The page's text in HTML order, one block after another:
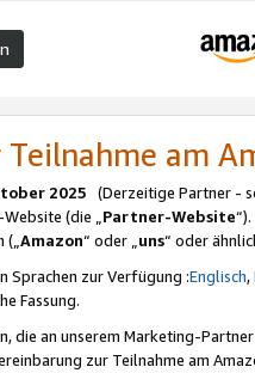
am
2025 (Derzeitige Partner -
(die „Partner-Website
(„Amazon“ oder „uns“ oder
Sprachen zur Verfügung :Englisch,
Fassung.
die an unserem Marketing-
zur Teilnahme am